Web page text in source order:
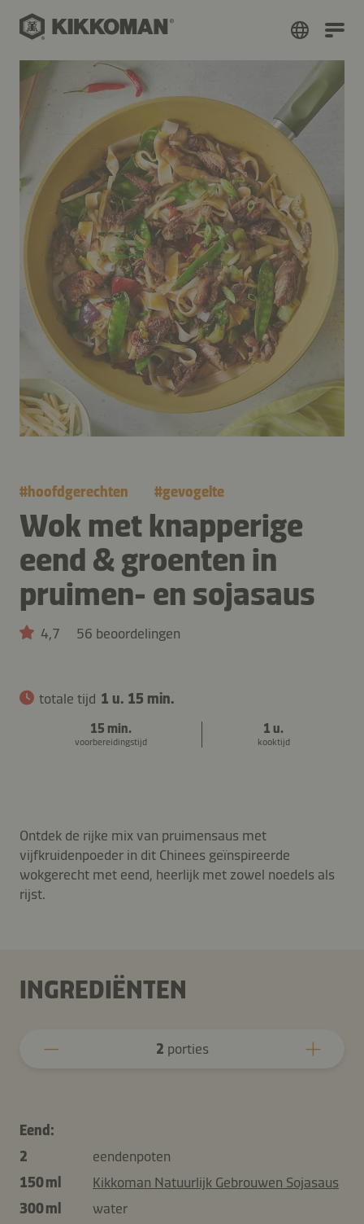
#hoofdgerechten #gevogelte
Wok met knapperige
eend & groenten in
pruimen- en sojasaus
4,7 56 beoordelingen
totale tijd 1 u. 15 min.
15 min.
voorbereidingstijd
1 u.
kooktijd
Ontdek de rijke mix van pruimensaus met
vijfkruidenpoeder in dit Chinees geïnspireerde
wokgerecht met eend, heerlijk met zowel noedels als
rijst.
INGREDIËNTEN
2 porties
Eend:
2
eendenpoten
150 ml
Kikkoman Natuurlijk Gebrouwen Sojasaus
300 ml
water